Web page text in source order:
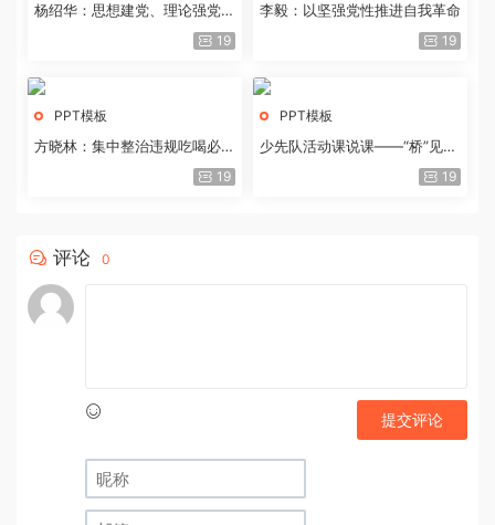
杨绍华：思想建党、理论强党的
19
李毅：以坚强党性推进自我革命
19
PPT模板
方晓林：集中整治违规吃喝必须
19
PPT模板
少先队活动课说课——“桥”见中
19
评论 0
提交评论